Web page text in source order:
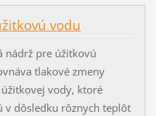
vodu
nádrž pre úžitkovú
tlakové zmeny
vody, ktoré
v dôsledku rôznych teplôt